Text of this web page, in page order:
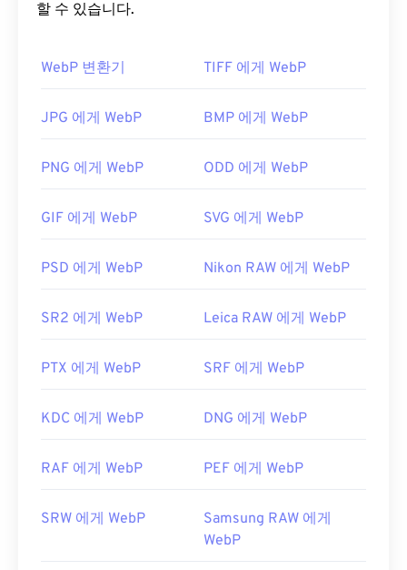
미지는 웹 페이지와 모바일 애플리케이션에서 빠르
WebP 파일을 어떻게 여나요?
WebP 파일을 여는 기본 프로그램은 여러 플랫폼에
일은 GIMP 와 Microsoft Paint 에서도 자동으로 열립
니다. Chrome을 제외한 모든 웹 브라우저는 WebP
IrfanView, Windows Photo Viewer,Adobe
그인을 설치해야 합니다.
유용한 링크:
관련 WebP 도구:
사용하세요.
할 수 있습니다.
WebP 변환기 TIFF 에게 WebP
JPG 에게 WebP BMP 에게 WebP
PNG 에게 WebP ODD 에게 WebP
GIF 에게 WebP SVG 에게 WebP
PSD 에게 WebP Nikon RAW 에게 WebP
SR2 에게 WebP Leica RAW 에게 WebP
PTX 에게 WebP SRF 에게 WebP
KDC 에게 WebP DNG 에게 WebP
RAF 에게 WebP PEF 에게 WebP
SRW 에게 WebP
Samsung RAW 에게
WebP